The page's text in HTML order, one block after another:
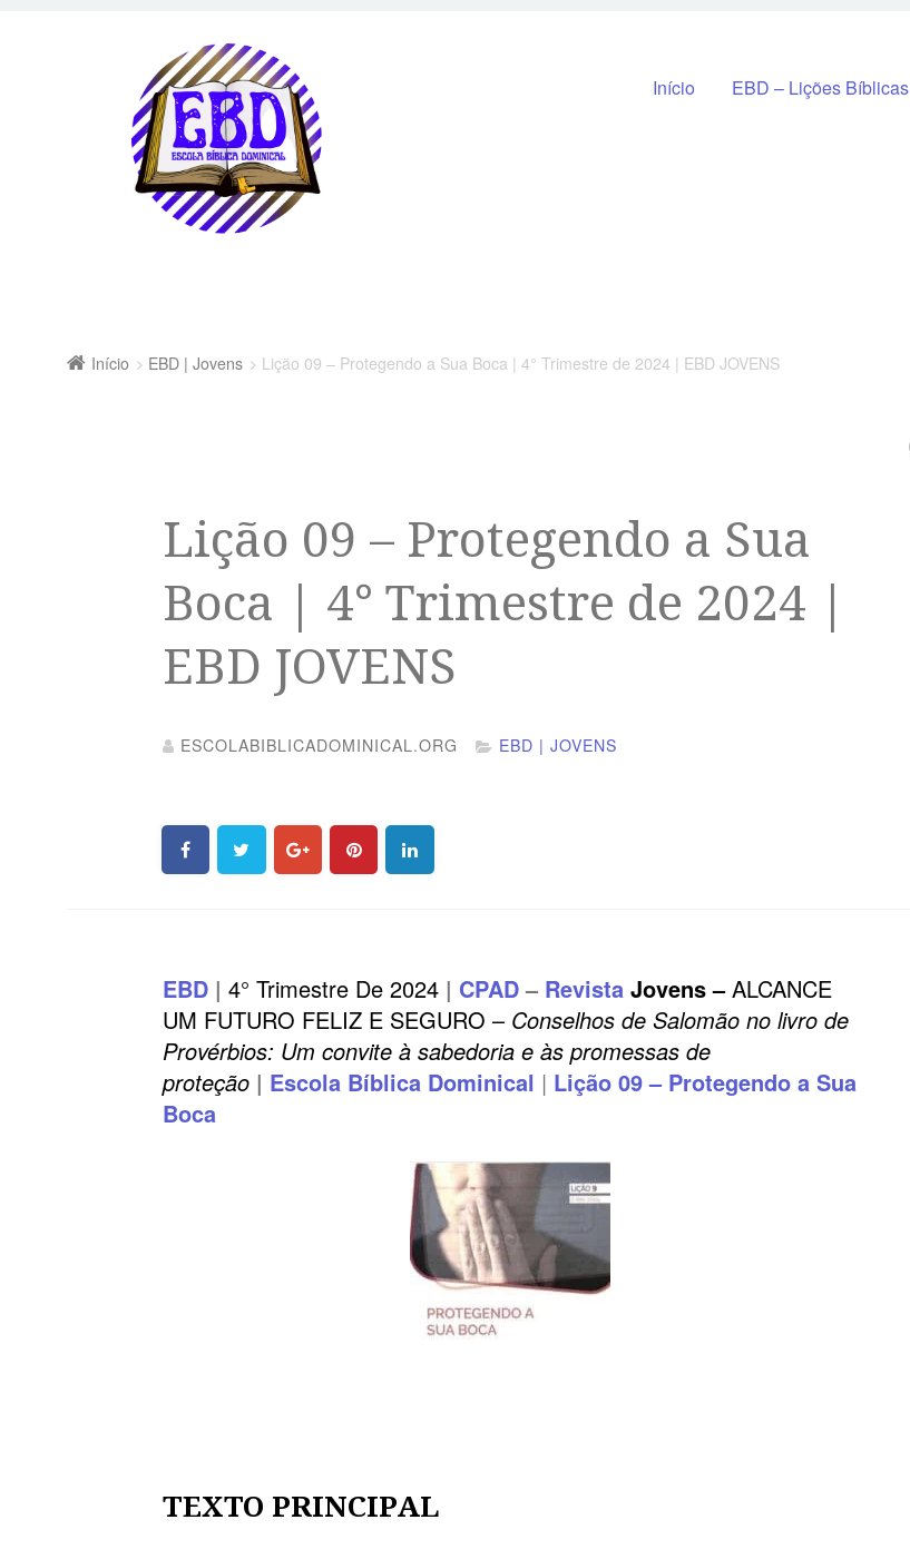
Pular para o conteúdo
Início EBD – Lições Bíblicas
Início EBD | Jovens Lição 09 – Protegendo a Sua Boca | 4° Trimestre de 2024 | EBD JOVENS
Lição 09 – Protegendo a Sua
Boca | 4° Trimestre de 2024 |
EBD JOVENS
ESCOLABIBLICADOMINICAL.ORG EBD | JOVENS
EBD |4° Trimestre De 2024 | CPAD– Revista Jovens –ALCANCE
UM FUTURO FELIZ E SEGURO – Conselhos de Salomão no livro de
Provérbios: Um convite à sabedoria e às promessas de
proteção | Escola Bíblica Dominical | Lição 09 – Protegendo a Sua
Boca
TEXTO PRINCIPAL